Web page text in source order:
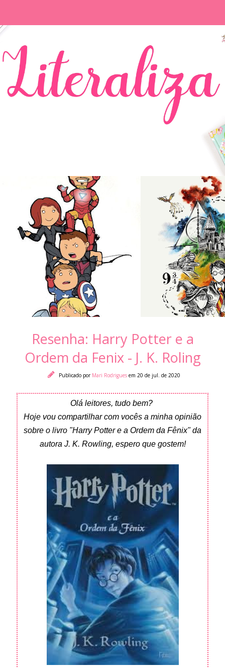
Resenha: Harry Potter e a
Ordem da Fenix - J. K. Roling
Publicado por Mari Rodrigues em 20 de jul. de 2020
Olá leitores, tudo bem?
Hoje vou compartilhar com vocês a minha opinião
sobre o livro "Harry Potter e a Ordem da Fênix" da
autora J. K. Rowling, espero que gostem!